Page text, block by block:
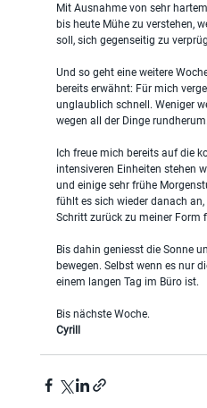
Mit Ausnahme von sehr
bis heute Mühe zu verstehen,
soll, sich gegenseitig zu
Und so geht eine weitere
bereits erwähnt: Für mich
unglaublich schnell. Weniger
wegen all der Dinge rundherum.
Ich freue mich bereits auf die
intensiveren Einheiten stehen
und einige sehr frühe
fühlt es sich wieder danach
Schritt zurück zu meiner Form
Bis dahin geniesst die Sonne
bewegen. Selbst wenn es nur
einem langen Tag im Büro ist.
Bis nächste Woche.
Cyrill